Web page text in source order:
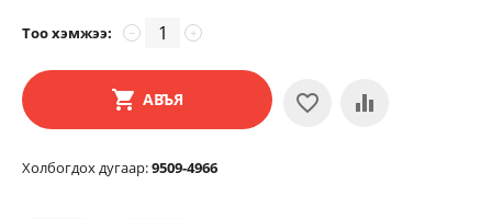
Тоо хэмжээ: +
−
АВЪЯ
Холбогдох дугаар:9509-4966